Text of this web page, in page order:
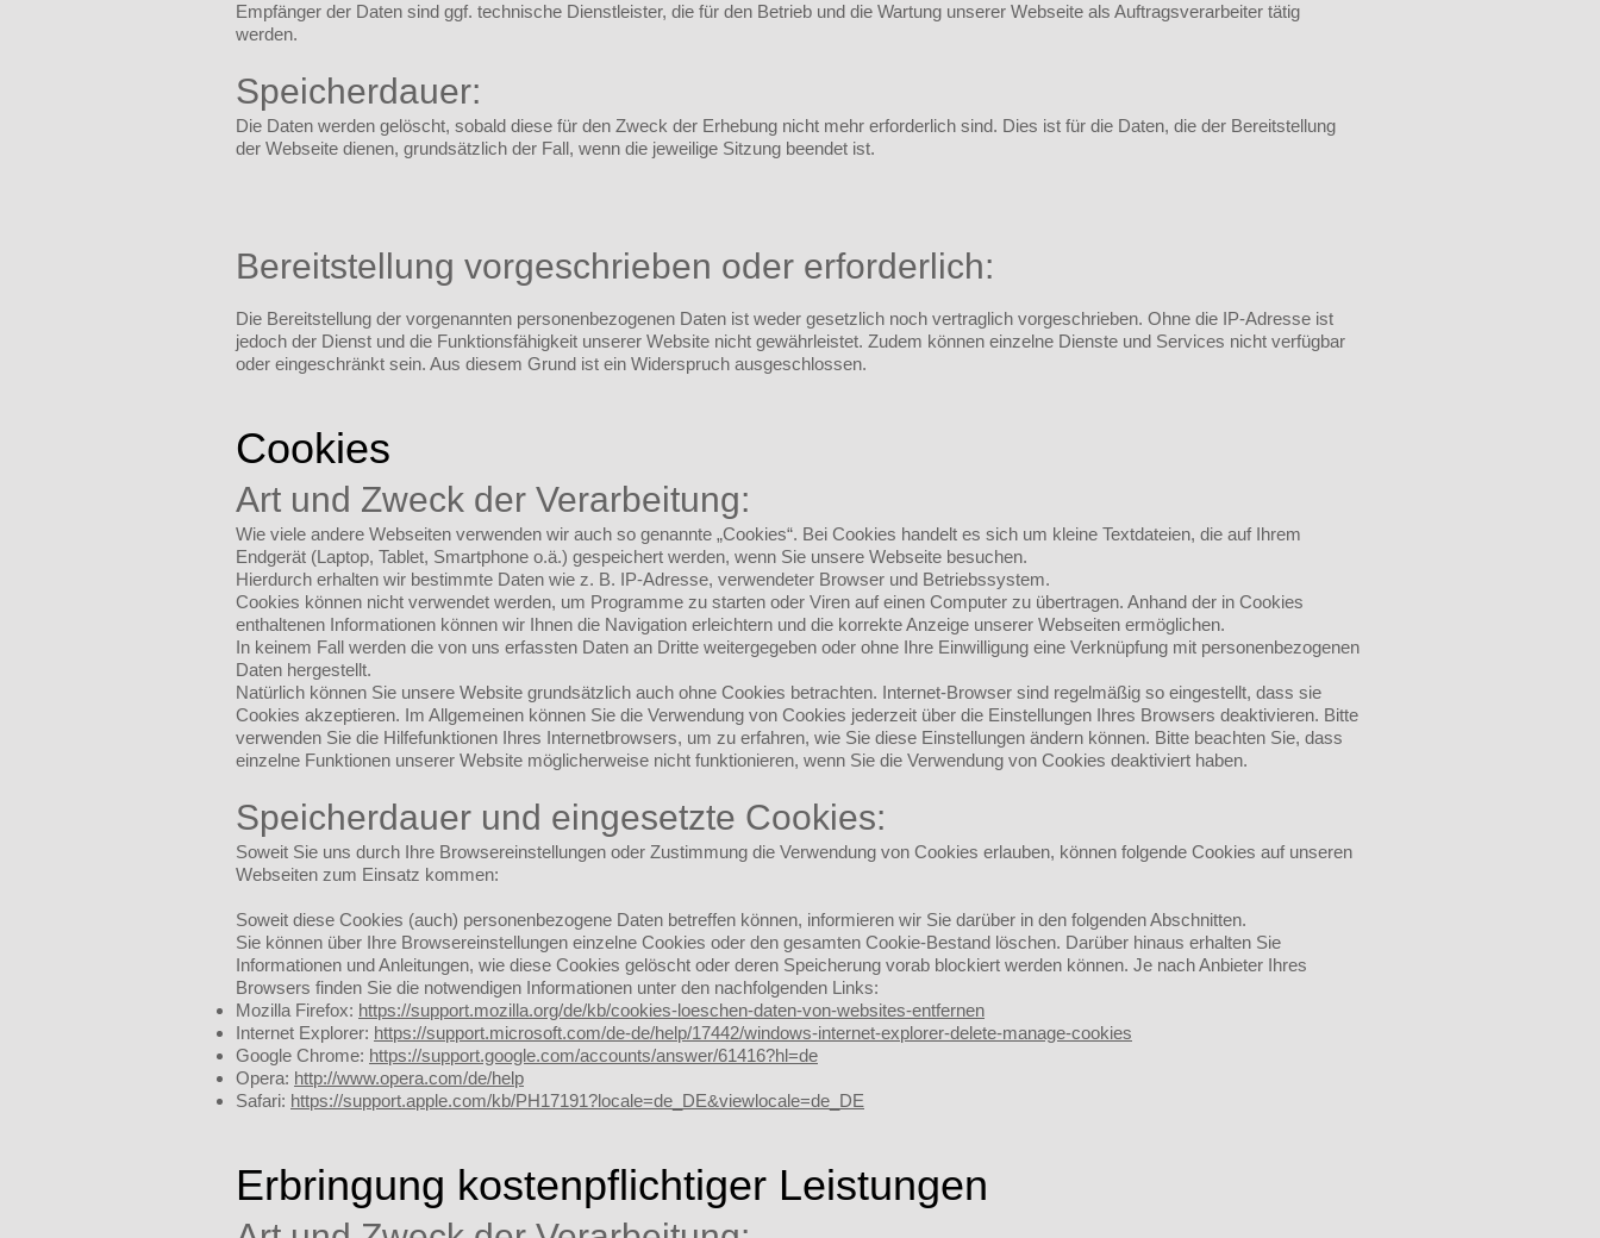
Empfänger der Daten sind ggf. technische Dienstleister, die für den Betrieb und die Wartung unserer Webseite als Auftragsverarbeiter tätig
werden.
Speicherdauer:
Die Daten werden gelöscht, sobald diese für den Zweck der Erhebung nicht mehr erforderlich sind. Dies ist für die Daten, die der Bereitstellung
der Webseite dienen, grundsätzlich der Fall, wenn die jeweilige Sitzung beendet ist.
Bereitstellung vorgeschrieben oder erforderlich:
Die Bereitstellung der vorgenannten personenbezogenen Daten ist weder gesetzlich noch vertraglich vorgeschrieben. Ohne die IP-Adresse ist
jedoch der Dienst und die Funktionsfähigkeit unserer Website nicht gewährleistet. Zudem können einzelne Dienste und Services nicht verfügbar
oder eingeschränkt sein. Aus diesem Grund ist ein Widerspruch ausgeschlossen.
Cookies
Art und Zweck der Verarbeitung:
Wie viele andere Webseiten verwenden wir auch so genannte „Cookies“. Bei Cookies handelt es sich um kleine Textdateien, die auf Ihrem
Endgerät (Laptop, Tablet, Smartphone o.ä.) gespeichert werden, wenn Sie unsere Webseite besuchen.
Hierdurch erhalten wir bestimmte Daten wie z. B. IP-Adresse, verwendeter Browser und Betriebssystem.
Cookies können nicht verwendet werden, um Programme zu starten oder Viren auf einen Computer zu übertragen. Anhand der in Cookies
enthaltenen Informationen können wir Ihnen die Navigation erleichtern und die korrekte Anzeige unserer Webseiten ermöglichen.
In keinem Fall werden die von uns erfassten Daten an Dritte weitergegeben oder ohne Ihre Einwilligung eine Verknüpfung mit personenbezogenen
Daten hergestellt.
Natürlich können Sie unsere Website grundsätzlich auch ohne Cookies betrachten. Internet-Browser sind regelmäßig so eingestellt, dass sie
Cookies akzeptieren. Im Allgemeinen können Sie die Verwendung von Cookies jederzeit über die Einstellungen Ihres Browsers deaktivieren. Bitte
verwenden Sie die Hilfefunktionen Ihres Internetbrowsers, um zu erfahren, wie Sie diese Einstellungen ändern können. Bitte beachten Sie, dass
einzelne Funktionen unserer Website möglicherweise nicht funktionieren, wenn Sie die Verwendung von Cookies deaktiviert haben.
Speicherdauer und eingesetzte Cookies:
Soweit Sie uns durch Ihre Browsereinstellungen oder Zustimmung die Verwendung von Cookies erlauben, können folgende Cookies auf unseren
Webseiten zum Einsatz kommen:
Soweit diese Cookies (auch) personenbezogene Daten betreffen können, informieren wir Sie darüber in den folgenden Abschnitten.
Sie können über Ihre Browsereinstellungen einzelne Cookies oder den gesamten Cookie-Bestand löschen. Darüber hinaus erhalten Sie
Informationen und Anleitungen, wie diese Cookies gelöscht oder deren Speicherung vorab blockiert werden können. Je nach Anbieter Ihres
Browsers finden Sie die notwendigen Informationen unter den nachfolgenden Links:
Mozilla Firefox: https://support.mozilla.org/de/kb/cookies-loeschen-daten-von-websites-entfernen
Internet Explorer: https://support.microsoft.com/de-de/help/17442/windows-internet-explorer-delete-manage-cookies
Google Chrome: https://support.google.com/accounts/answer/61416?hl=de
Opera: http://www.opera.com/de/help
Safari: https://support.apple.com/kb/PH17191?locale=de_DE&viewlocale=de_DE
Erbringung kostenpflichtiger Leistungen